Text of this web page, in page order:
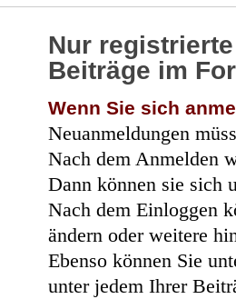
Nur
Beiträge im
Wenn Sie sich
Neuanmeldungen
Nach dem Anmelden
Dann können sie sich
Nach dem Einloggen
ändern oder weitere
Ebenso können Sie
unter jedem Ihrer